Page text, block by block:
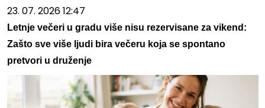
23. 07. 2026 12:47
Letnje večeri u gradu više nisu rezervisane za vikend:
Zašto sve više ljudi bira večeru koja se spontano
pretvori u druženje